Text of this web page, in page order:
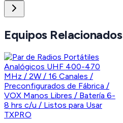
Equipos Relacionados
TXPRO